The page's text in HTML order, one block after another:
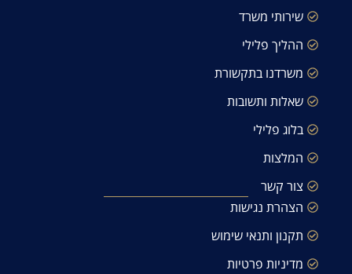
שירותי משרד
ההליך פלילי
משרדנו בתקשורת
שאלות ותשובות
בלוג פלילי
המלצות
צור קשר
הצהרת נגישות
תקנון ותנאי שימוש
מדיניות פרטיות